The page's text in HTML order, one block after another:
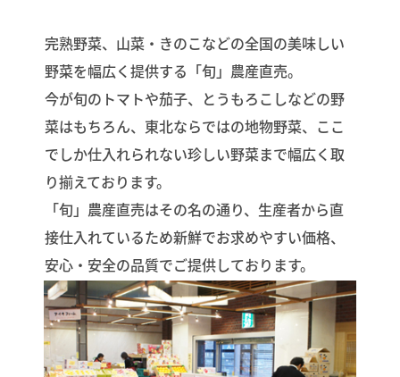
完熟野菜、山菜・きのこなどの全国の美味しい
野菜を幅広く提供する「旬」農産直売。
今が旬のトマトや茄子、とうもろこしなどの野
菜はもちろん、東北ならではの地物野菜、ここ
でしか仕入れられない珍しい野菜まで幅広く取
り揃えております。
「旬」農産直売はその名の通り、生産者から直
接仕入れているため新鮮でお求めやすい価格、
安心・安全の品質でご提供しております。